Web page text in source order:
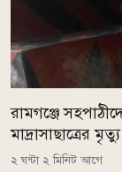
রামগঞ্জে
মাদ্রাসাছাত্রের মৃত্যু
২ ঘন্টা ২ মিনিট আগে